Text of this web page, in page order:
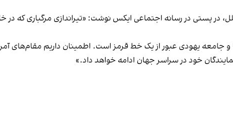
در پستی در رسانه اجتماعی ایکس نوشت: «تیراندازی مرگباری که در
جامعه یهودی عبور از یک خط قرمز است. اطمینان داریم مقام‌های
خود در سراسر جهان ادامه خواهد داد.»